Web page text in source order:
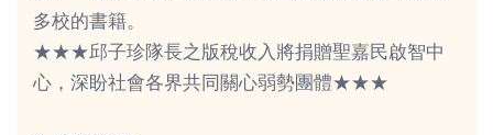
多校的書籍。
★★★邱子珍隊長之版稅收入將捐贈聖嘉民啟智中
心，深盼社會各界共同關心弱勢團體★★★